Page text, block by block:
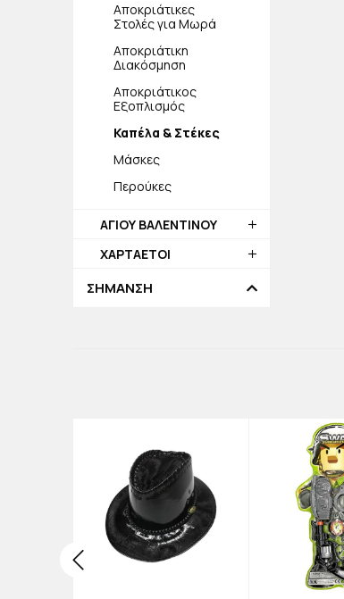
Αποκριάτικες
Στολές για Μωρά
Αποκριάτικη
Διακόσμηση
Αποκριάτικος
Εξοπλισμός
Καπέλα & Στέκες
Μάσκες
Περούκες
ΑΓΙΟΥ ΒΑΛΕΝΤΙΝΟΥ
ΧΑΡΤΑΕΤΟΙ
ΣΗΜΑΝΣΗ